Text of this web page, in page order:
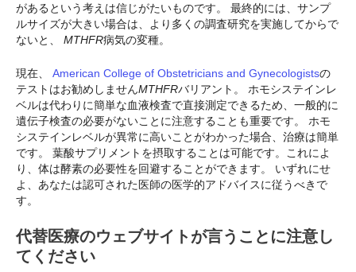
があるという考えは信じがたいものです。 最終的には、サンプ
ルサイズが大きい場合は、より多くの調査研究を実施してからで
ないと、
MTHFR病気の変種。
現在、 American College of Obstetricians and Gynecologistsの
テストはお勧めしませんMTHFRバリアント。 ホモシステインレ
ベルは代わりに簡単な血液検査で直接測定できるため、一般的に
遺伝子検査の必要がないことに注意することも重要です。 ホモ
システインレベルが異常に高いことがわかった場合、治療は簡単
です。 葉酸サプリメントを摂取することは可能です。これによ
り、体は酵素の必要性を回避することができます。 いずれにせ
よ、あなたは認可された医師の医学的アドバイスに従うべきで
す。
代替医療のウェブサイトが言うことに注意し
てください